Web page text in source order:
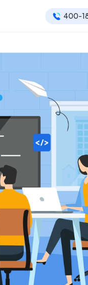
ONES 资
400-